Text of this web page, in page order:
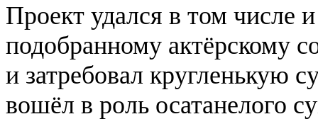
Проект удался в том числе
подобранному актёрскому
и затребовал кругленькую
вошёл в роль осатанелого